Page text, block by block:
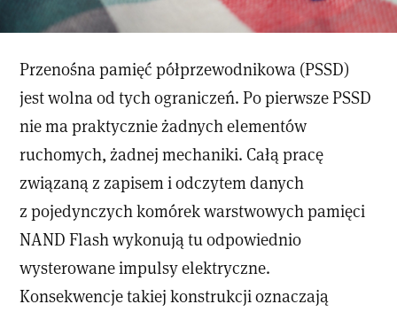
Przenośna pamięć półprzewodnikowa (PSSD)
jest wolna od tych ograniczeń. Po pierwsze PSSD
nie ma praktycznie żadnych elementów
ruchomych, żadnej mechaniki. Całą pracę
związaną z zapisem i odczytem danych
z pojedynczych komórek warstwowych pamięci
NAND Flash wykonują tu odpowiednio
wysterowane impulsy elektryczne.
Konsekwencje takiej konstrukcji oznaczają